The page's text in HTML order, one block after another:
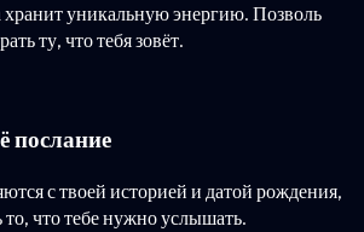
хранит уникальную энергию. Позволь
ту, что тебя зовёт.
послание
с твоей историей и датой рождения,
что тебе нужно услышать.